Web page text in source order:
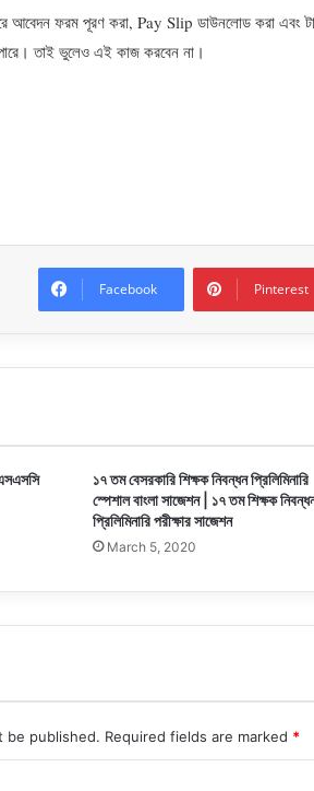
পরে আবেদন ফরম পূরণ করা, Pay Slip ডাউনলোড করা এবং
তাই ভুলেও এই কাজ করবেন না।
Facebook Pinterest
১৭ তম বেসরকারি শিক্ষক নিবন্ধন প্রিলিমিনারি
স্পেশাল বাংলা সাজেশন | ১৭ তম শিক্ষক
প্রিলিমিনারি পরীক্ষার সাজেশন
March 5, 2020
be published. Required fields are marked *